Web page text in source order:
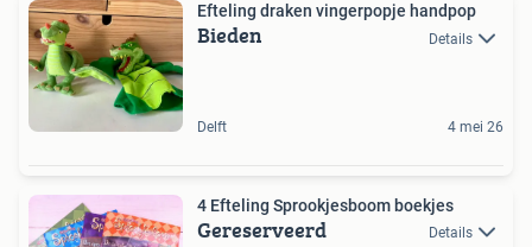
Efteling draken vingerpopje handpop
Bieden Details
Delft 4 mei 26
4 Efteling Sprookjesboom boekjes
Gereserveerd Details